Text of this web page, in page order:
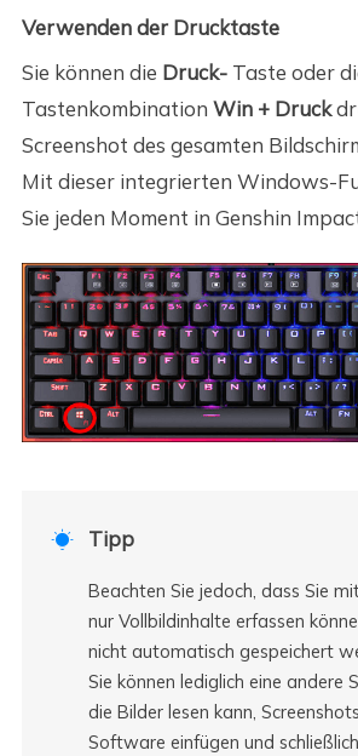
Verwenden der Drucktaste
Sie können die Druck-Taste oder
Tastenkombination Win + Druck
Screenshot des gesamten
Mit dieser integrierten Windows-
Sie jeden Moment in Genshin
 Tipp
Beachten Sie jedoch, dass Sie
nur Vollbildinhalte erfassen
nicht automatisch gespeichert
Sie können lediglich eine andere
die Bilder lesen kann,
Software einfügen und